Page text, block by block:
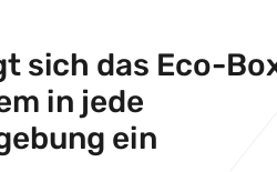
sich das Eco-
in jede
ein